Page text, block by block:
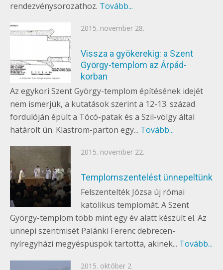
rendezvénysorozathoz. Tovább...
Posted
2015. november 28.
Vissza a gyökerekig: a Szent
György-templom az Árpád-
korban
Az egykori Szent György-templom építésének idejét
nem ismerjük, a kutatások szerint a 12-13. század
fordulóján épült a Tócó-patak és a Szil-völgy által
határolt ún. Klastrom-parton egy... Tovább...
Posted
2015. november 22.
Templomszentelést ünnepeltünk
Felszentelték Józsa új római
katolikus templomát. A Szent
György-templom több mint egy év alatt készült el. Az
ünnepi szentmisét Palánki Ferenc debrecen-
nyíregyházi megyéspüspök tartotta, akinek... Tovább...
Posted
2015. október 2.